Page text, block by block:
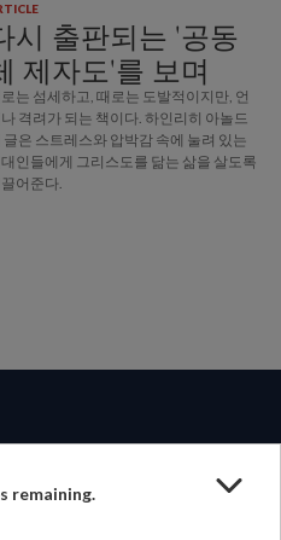
remaining.
시 출판되는 '공동
제자도'를 보며
는 섬세하고, 때로는 도발적이지만, 언
격려가 되는 책이다. 하인리히 아놀드
글은 스트레스와 압박감 속에 눌려 있는
인들에게 그리스도를 닮는 삶을 살도록
어준다.
은